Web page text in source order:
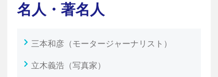
名人・著名人
三本和彦（モータージャーナリスト）
立木義浩（写真家）